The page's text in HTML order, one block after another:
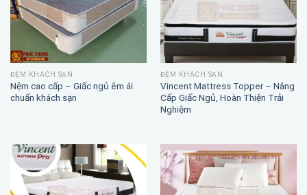
ĐỆM KHÁCH SẠN
Nệm cao cấp – Giấc ngủ êm ái
chuẩn khách sạn
ĐỆM KHÁCH SẠN
Vincent Mattress Topper – Nâng
Cấp Giấc Ngủ, Hoàn Thiện Trải
Nghiệm